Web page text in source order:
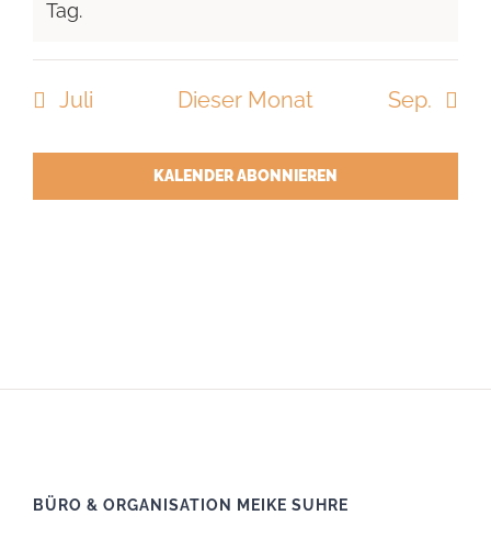
Hinweis
Tag.
Juli Dieser Monat Sep.
KALENDER ABONNIEREN
BÜRO & ORGANISATION MEIKE SUHRE